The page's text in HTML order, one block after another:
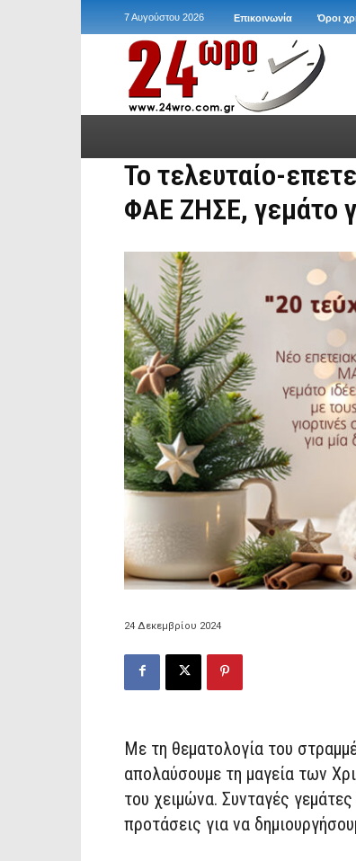
7 Αυγούστου 2026 Επικοινωνία Όροι
Το τελευταίο-
ΦΑΕ ΖΗΣΕ, γεμάτο
24 Δεκεμβρίου 2024
Με τη θεματολογία του
απολαύσουμε τη μαγεία των
του χειμώνα. Συνταγές
προτάσεις για να δημιουργήσ